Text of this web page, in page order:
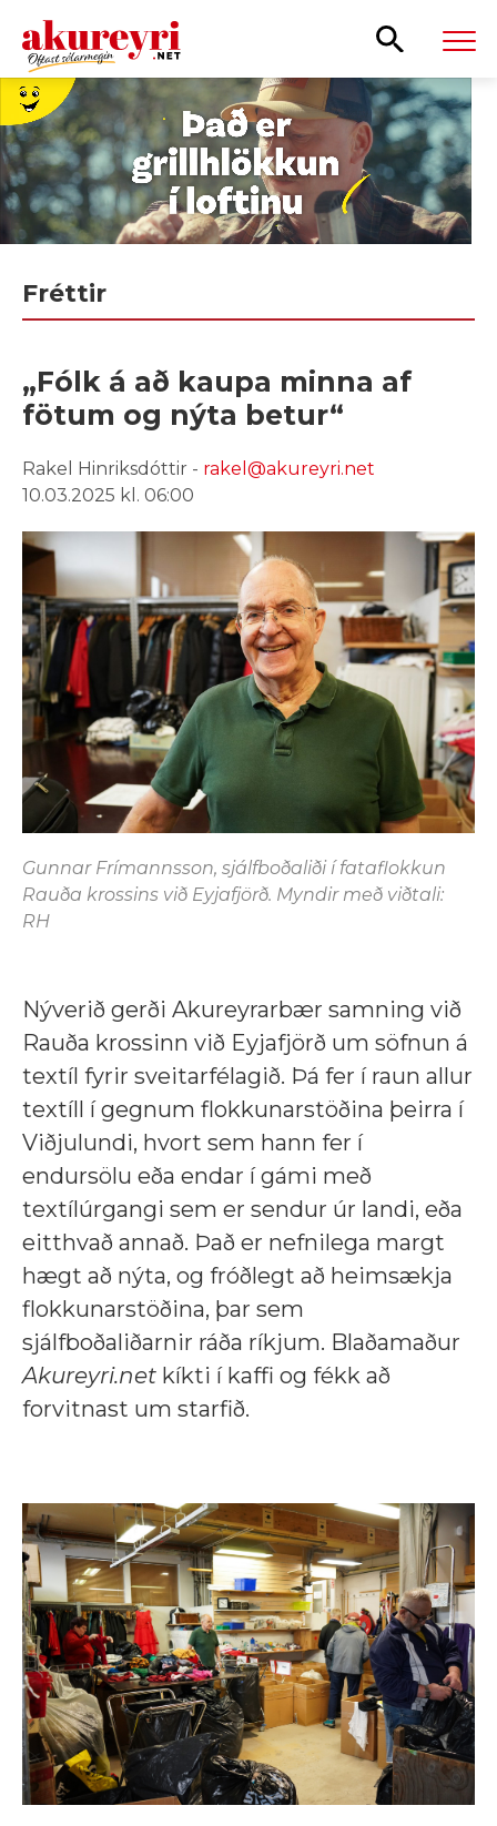
Leita
Fréttir
„Fólk á að kaupa minna af
fötum og nýta betur“
Rakel Hinriksdóttir - rakel@akureyri.net
10.03.2025 kl. 06:00
Gunnar Frímannsson, sjálfboðaliði í fataflokkun
Rauða krossins við Eyjafjörð. Myndir með viðtali:
RH
Nýverið gerði Akureyrarbær samning við
Rauða krossinn við Eyjafjörð um söfnun á
textíl fyrir sveitarfélagið. Þá fer í raun allur
textíll í gegnum flokkunarstöðina þeirra í
Viðjulundi, hvort sem hann fer í
endursölu eða endar í gámi með
textílúrgangi sem er sendur úr landi, eða
eitthvað annað. Það er nefnilega margt
hægt að nýta, og fróðlegt að heimsækja
flokkunarstöðina, þar sem
sjálfboðaliðarnir ráða ríkjum. Blaðamaður
Akureyri.net kíkti í kaffi og fékk að
forvitnast um starfið.